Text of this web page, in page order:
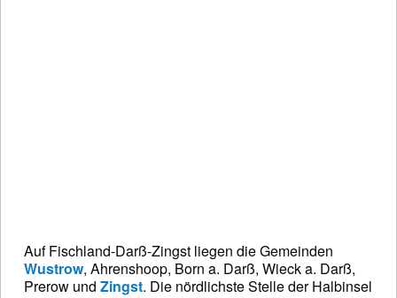
Auf Fischland-Darß-Zingst liegen die Gemeinden
Wustrow, Ahrenshoop, Born a. Darß, Wieck a. Darß,
Prerow und Zingst. Die nördlichste Stelle der Halbinsel